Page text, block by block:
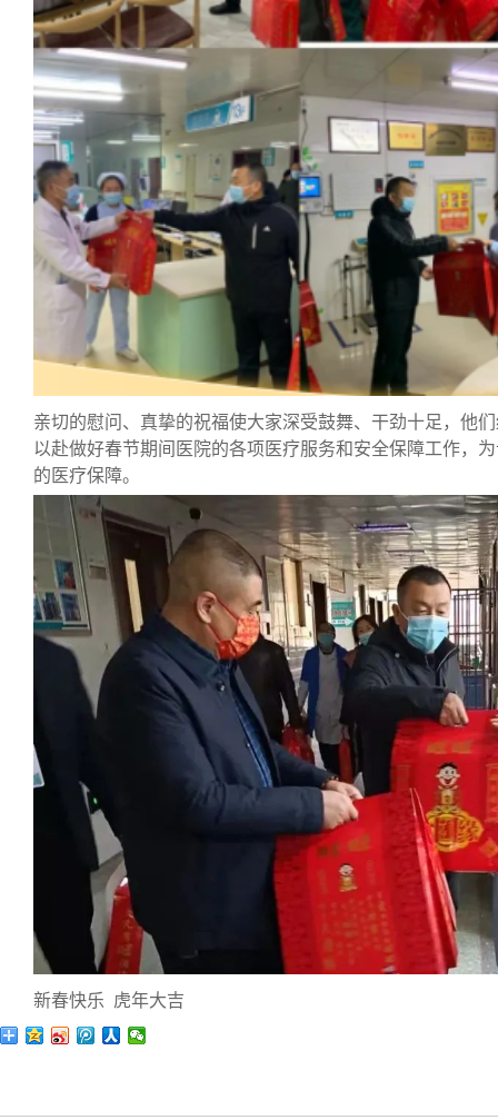
亲切的慰问、真挚的祝福使大家深受鼓舞、干劲十足，他
以赴做好春节期间医院的各项医疗服务和安全保障工作，
的医疗保障。
新春快乐 虎年大吉